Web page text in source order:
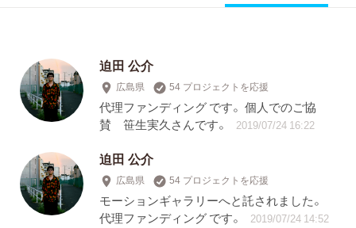
迫田 公介
広島県 54 プロジェクトを応援
代理ファンディング です。 個人でのご協
賛 笹生実久さんです。
2019/07/24 16:22
迫田 公介
広島県 54 プロジェクトを応援
モーションギャラリーへと託されました。
代理ファンディング です。
2019/07/24 14:52